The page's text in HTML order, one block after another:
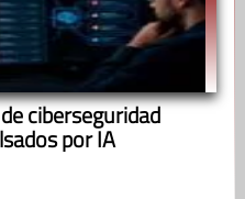
ciberseguridad
por IA